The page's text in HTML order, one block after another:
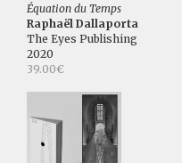
Équation du Temps
Raphaël Dallaporta
The Eyes Publishing
2020
39.00€